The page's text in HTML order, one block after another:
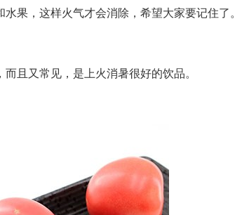
果，这样火气才会消除，希望大家要记住了。
又常见，是上火消暑很好的饮品。